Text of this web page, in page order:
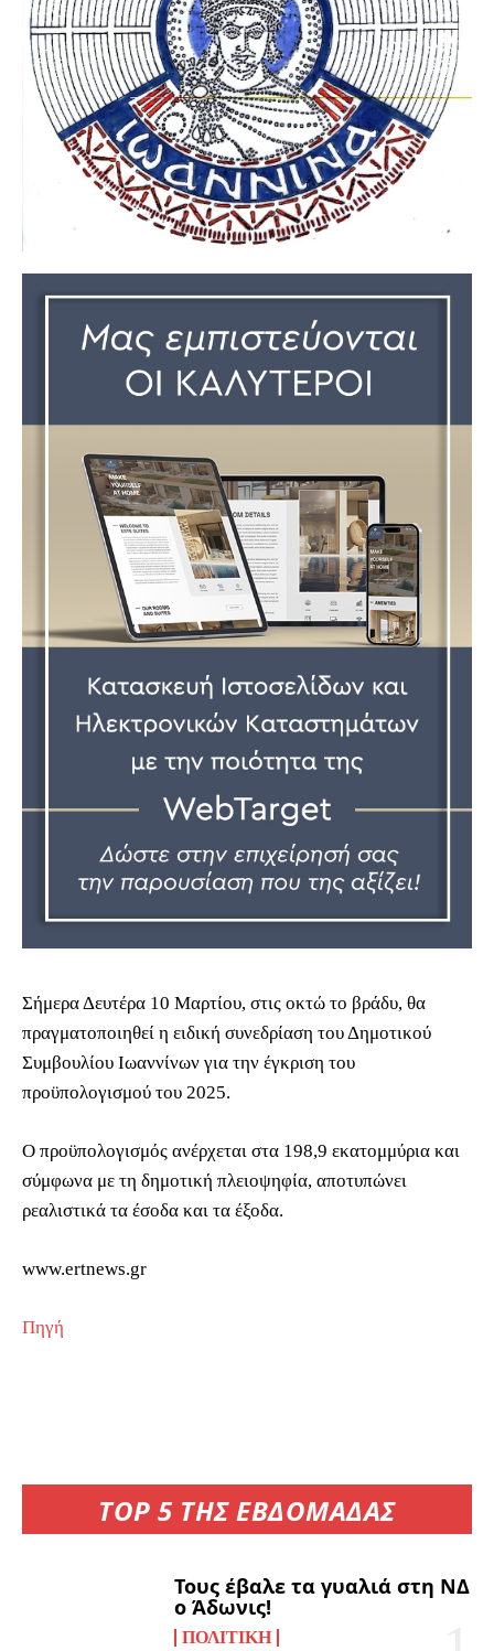
TOP 5 ΤΗΣ ΕΒΔΟΜΑΔΑΣ
Τους έβαλε τα γυαλιά στη ΝΔ
ο Άδωνις!
ΠΟΛΙΤΙΚΉ
Σήμερα Δευτέρα 10 Μαρτίου, στις οκτώ το βράδυ, θα
πραγματοποιηθεί η ειδική συνεδρίαση του Δημοτικού
Συμβουλίου Ιωαννίνων για την έγκριση του
προϋπολογισμού του 2025.
Ο προϋπολογισμός ανέρχεται στα 198,9 εκατομμύρια και
σύμφωνα με τη δημοτική πλειοψηφία, αποτυπώνει
ρεαλιστικά τα έσοδα και τα έξοδα.
www.ertnews.gr
Πηγή